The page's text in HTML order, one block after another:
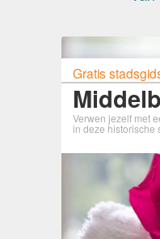
Gratis
Verwen jezelf met
in deze historische